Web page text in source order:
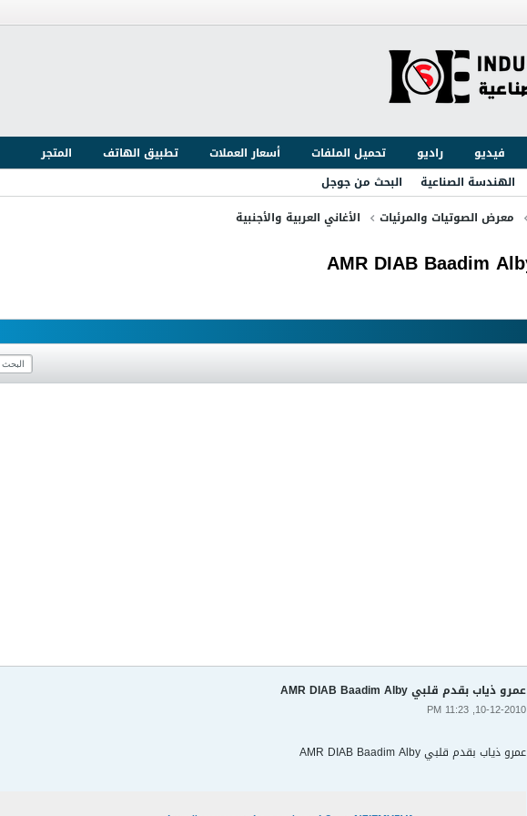
فيديو راديو تحميل الملفات أسعار العملات تطبيق الهاتف
المتجر
الهندسة الصناعية
البحث من جوجل
معرض الصوتيات والمرئيات الأغاني العربية والأجنبية
عمرو ذياب بقدم قلبي AMR DIAB Baadim Alby
10-12-2010, 11:23 PM
عمرو ذياب بقدم قلبي AMR DIAB Baadim Alby